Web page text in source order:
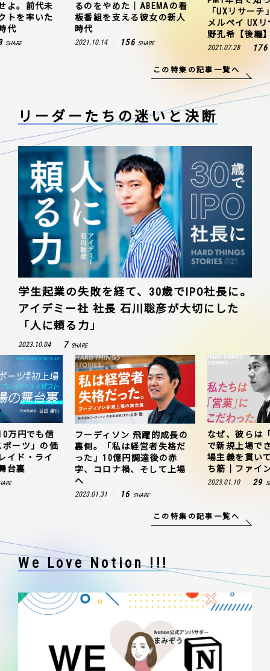
よ。前代未
トを率いた
代
SHARE
るのをやめた｜ABEMAの看
板番組を支える彼女の新人
時代
2021.10.14 156 SHARE
「UXリサー
メルペイ UX
野孔希【後編
2021.07.28 176
この特集の記事一覧へ
リーダーたちの迷いと決断
学生起業の失敗を経て、30歳でIPO社長に。
アイデミー社 社長 石川聡彦が大切にした
「人に頼る力」
2023.10.04 7 SHARE
万円でも信
ーツ」の価
イド・ライ
台裏
フーディソン 飛躍的成長の
裏側。「私は経営者失格だ
った」10億円調達後の赤
字、コロナ禍、そして上場
へ
2023.01.31 16 SHARE
なぜ、彼らは
で新規上場で
場主義を貫い
ち筋｜ファイ
2023.01.10 29
この特集の記事一覧へ
We Love Notion !!!